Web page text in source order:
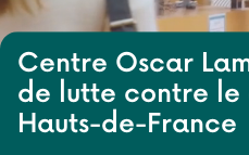
Centre Oscar
de lutte contre le
Hauts-de-France